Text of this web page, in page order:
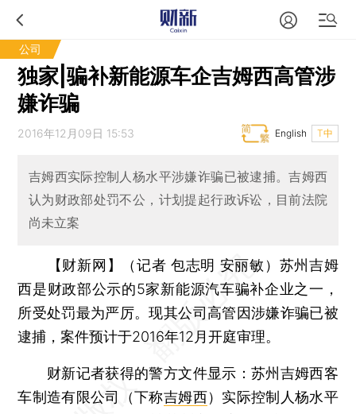
公司
独家|骗补新能源车企吉姆西高管涉
嫌诈骗
2016年12月09日 15:53 T中
English
吉姆西实际控制人杨水平涉嫌诈骗已被逮捕。吉姆西
认为财政部处罚不公，计划提起行政诉讼，目前法院
尚未立案
【财新网】（记者 包志明 安丽敏） 苏州吉姆
西是财政部公示的5家新能源汽车骗补企业之一，
所受处罚最为严厉。现其公司高管因涉嫌诈骗已被
逮捕，案件预计于2016年12月开庭审理。
财新记者获得的警方文件显示：苏州吉姆西客
车制造有限公司（下称吉姆西）实际控制人杨水平